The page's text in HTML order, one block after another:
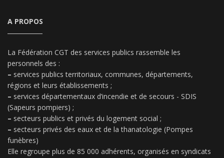
A PROPOS
La Fédération CGT des services publics rassemble les
personnels des :
– services publics territoriaux, communes, départements,
régions et leurs établissements ;
– services départementaux d’incendie et de secours - SDIS
(Sapeurs pompiers) ;
– secteurs publics et privés du logement social ;
– secteurs privés des eaux et de la thanatologie (Pompes
funèbres)
Elle regroupe plus de 85 000 adhérents, organisés en syndicats